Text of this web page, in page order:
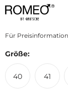
Für
Größe:
40 41